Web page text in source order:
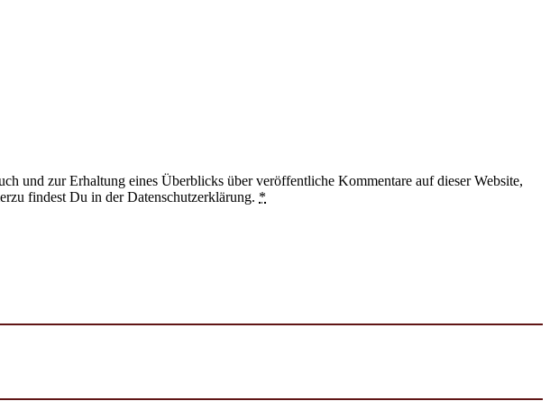
und zur Erhaltung eines Überblicks über veröffentliche Kommentare auf dieser Website,
findest Du in der Datenschutzerklärung. *